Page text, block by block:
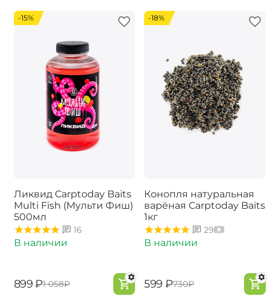
-15%
Ликвид Carptoday Baits
Multi Fish (Мульти Фиш)
500мл
16
В наличии
‍899‍ ₽‍1 058‍₽
-18%
Конопля натуральная
варёная Carptoday Baits
1кг
29
В наличии
‍599‍ ₽‍730‍₽